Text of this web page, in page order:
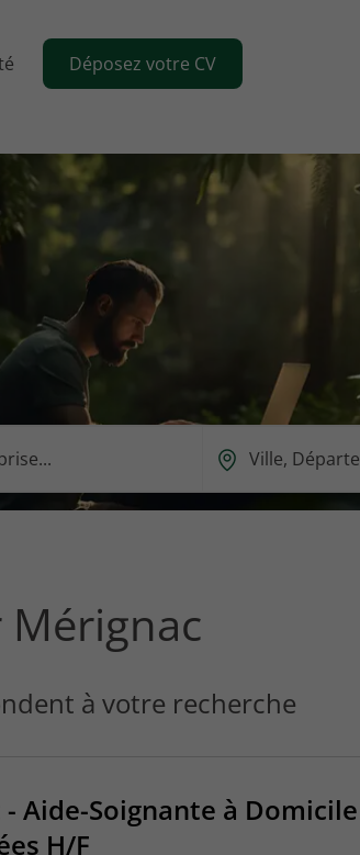
Déposez votre CV
Ou
ce
à votre recherche
Aide-Soignante à Domicile
H/F